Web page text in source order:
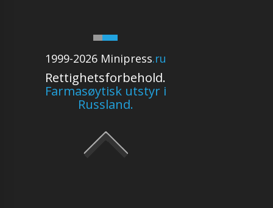
1999-2026 Minipress.ru
Rettighetsforbehold.
Farmasøytisk utstyr i
Russland.